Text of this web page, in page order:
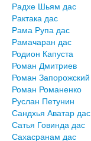
Радхе Шьям дас
Рактака дас
Рама Рупа дас
Рамачаран дас
Родион Капуста
Роман Дмитриев
Роман Запорожский
Роман Романенко
Руслан Петунин
Сандхья Аватар дас
Сатья Говинда дас
Сахасранам дас